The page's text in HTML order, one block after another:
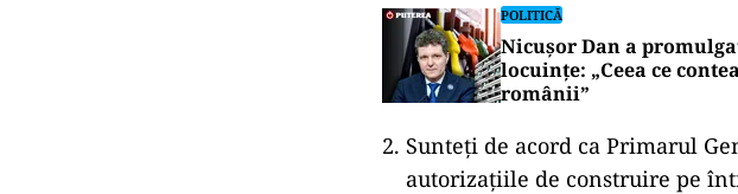
POLITICĂ
Nicușor Dan a
locuințe: „Ceea ce
românii”
Sunteţi de acord ca Primarul
autorizaţiile de construire pe